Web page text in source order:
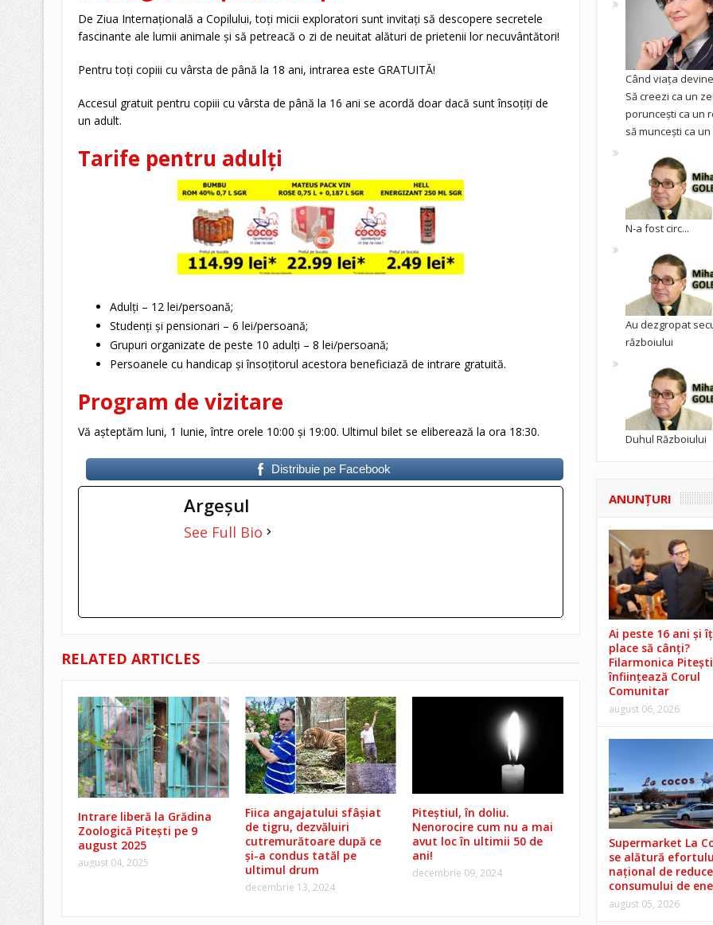
De Ziua Internațională a Copilului, toți micii exploratori sunt invitați să descopere secretele
fascinante ale lumii animale și să petreacă o zi de neuitat alături de prietenii lor necuvântători!
Pentru toți copiii cu vârsta de până la 18 ani, intrarea este GRATUITĂ!
Accesul gratuit pentru copiii cu vârsta de până la 16 ani se acordă doar dacă sunt însoțiți de
un adult.
Tarife pentru adulți
Adulți – 12 lei/persoană;
Studenți și pensionari – 6 lei/persoană;
Grupuri organizate de peste 10 adulți – 8 lei/persoană;
Persoanele cu handicap și însoțitorul acestora beneficiază de intrare gratuită.
Program de vizitare
Vă așteptăm luni, 1 Iunie, între orele 10:00 și 19:00. Ultimul bilet se eliberează la ora 18:30.
Distribuie pe Facebook
Argeşul
See Full Bio
RELATED ARTICLES
Intrare liberă la Grădina
Zoologică Pitești pe 9
august 2025
august 04, 2025
Fiica angajatului sfâșiat
de tigru, dezvăluiri
cutremurătoare după ce
și-a condus tatăl pe
ultimul drum
decembrie 13, 2024
Piteștiul, în doliu.
Nenorocire cum nu a mai
avut loc în ultimii 50 de
ani!
decembrie 09, 2024
Când viața
Să creezi ca un
poruncești ca un
să muncești ca un
N-a fost circ...
Au dezgropat
războiului
Duhul Războiului
ANUNŢURI
Ai peste 16 ani și
place să cânți?
Filarmonica Pitești
înființează Corul
Comunitar
august 06, 2026
Supermarket La
se alătură
național de
consumului de
august 05, 2026